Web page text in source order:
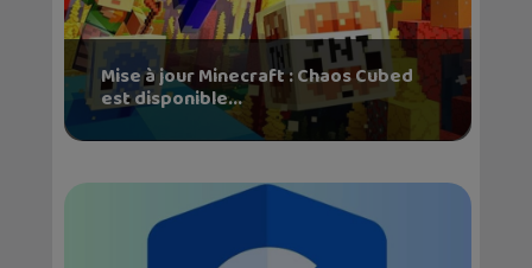
Mise à jour Minecraft : Chaos Cubed
est disponible...